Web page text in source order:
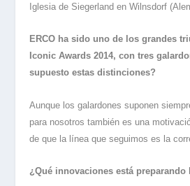
Iglesia de Siegerland en Wilnsdorf
ERCO ha sido uno de los grandes
Iconic Awards 2014, con tres
supuesto estas distinciones?
Aunque los galardones suponen
para nosotros también es una
de que la línea que seguimos es la
¿Qué innovaciones está preparando